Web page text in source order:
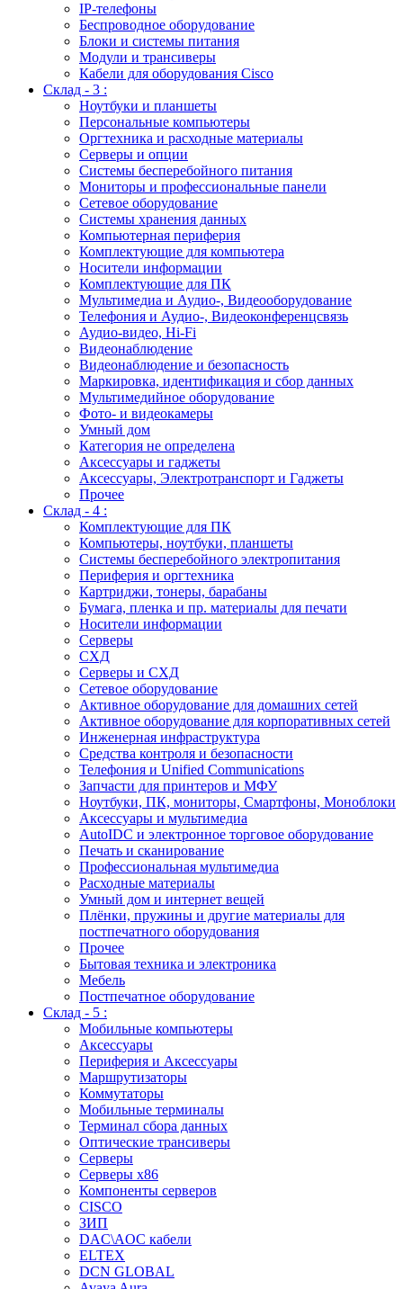
IP-телефоны
Беспроводное оборудование
Блоки и системы питания
Модули и трансиверы
Кабели для оборудования Cisco
Склад - 3 :
Ноутбуки и планшеты
Персональные компьютеры
Оргтехника и расходные материалы
Серверы и опции
Системы бесперебойного питания
Мониторы и профессиональные панели
Сетевое оборудование
Системы хранения данных
Компьютерная периферия
Комплектующие для компьютера
Носители информации
Комплектующие для ПК
Мультимедиа и Аудио-, Видеооборудование
Телефония и Аудио-, Видеоконференцсвязь
Аудио-видео, Hi-Fi
Видеонаблюдение
Видеонаблюдение и безопасность
Маркировка, идентификация и сбор данных
Мультимедийное оборудование
Фото- и видеокамеры
Умный дом
Категория не определена
Аксессуары и гаджеты
Аксессуары, Электротранспорт и Гаджеты
Прочее
Склад - 4 :
Комплектующие для ПК
Компьютеры, ноутбуки, планшеты
Системы бесперебойного электропитания
Периферия и оргтехника
Картриджи, тонеры, барабаны
Бумага, пленка и пр. материалы для печати
Носители информации
Серверы
СХД
Серверы и СХД
Сетевое оборудование
Активное оборудование для домашних сетей
Активное оборудование для корпоративных сетей
Инженерная инфраструктура
Средства контроля и безопасности
Телефония и Unified Communications
Запчасти для принтеров и МФУ
Ноутбуки, ПК, мониторы, Смартфоны, Моноблоки
Аксессуары и мультимедиа
AutoIDC и электронное торговое оборудование
Печать и сканирование
Профессиональная мультимедиа
Расходные материалы
Умный дом и интернет вещей
Плёнки, пружины и другие материалы для
постпечатного оборудования
Прочее
Бытовая техника и электроника
Мебель
Постпечатное оборудование
Склад - 5 :
Мобильные компьютеры
Аксессуары
Периферия и Аксессуары
Маршрутизаторы
Коммутаторы
Мобильные терминалы
Терминал сбора данных
Оптические трансиверы
Серверы
Серверы x86
Компоненты серверов
CISCO
ЗИП
DAC\AOC кабели
ELTEX
DCN GLOBAL